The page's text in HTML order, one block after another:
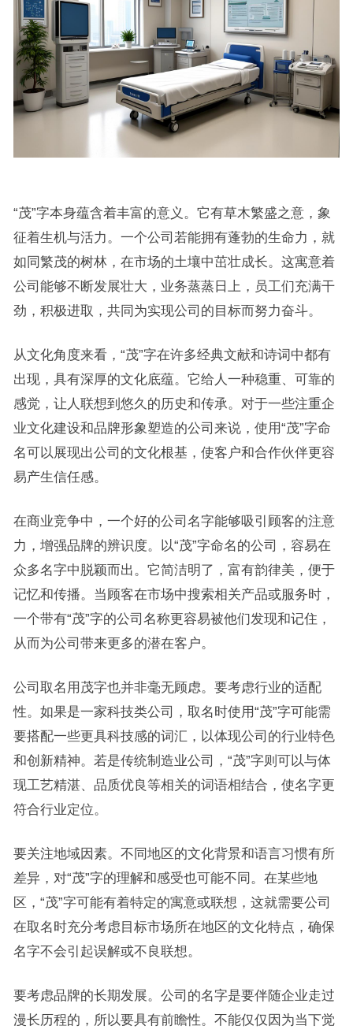
“茂”字本身蕴含着丰富的意义。它有草木繁盛之意，象
征着生机与活力。一个公司若能拥有蓬勃的生命力，就
如同繁茂的树林，在市场的土壤中茁壮成长。这寓意着
公司能够不断发展壮大，业务蒸蒸日上，员工们充满干
劲，积极进取，共同为实现公司的目标而努力奋斗。
从文化角度来看，“茂”字在许多经典文献和诗词中都有
出现，具有深厚的文化底蕴。它给人一种稳重、可靠的
感觉，让人联想到悠久的历史和传承。对于一些注重企
业文化建设和品牌形象塑造的公司来说，使用“茂”字命
名可以展现出公司的文化根基，使客户和合作伙伴更容
易产生信任感。
在商业竞争中，一个好的公司名字能够吸引顾客的注意
力，增强品牌的辨识度。以“茂”字命名的公司，容易在
众多名字中脱颖而出。它简洁明了，富有韵律美，便于
记忆和传播。当顾客在市场中搜索相关产品或服务时，
一个带有“茂”字的公司名称更容易被他们发现和记住，
从而为公司带来更多的潜在客户。
公司取名用茂字也并非毫无顾虑。要考虑行业的适配
性。如果是一家科技类公司，取名时使用“茂”字可能需
要搭配一些更具科技感的词汇，以体现公司的行业特色
和创新精神。若是传统制造业公司，“茂”字则可以与体
现工艺精湛、品质优良等相关的词语相结合，使名字更
符合行业定位。
要关注地域因素。不同地区的文化背景和语言习惯有所
差异，对“茂”字的理解和感受也可能不同。在某些地
区，“茂”字可能有着特定的寓意或联想，这就需要公司
在取名时充分考虑目标市场所在地区的文化特点，确保
名字不会引起误解或不良联想。
要考虑品牌的长期发展。公司的名字是要伴随企业走过
漫长历程的，所以要具有前瞻性。不能仅仅因为当下觉